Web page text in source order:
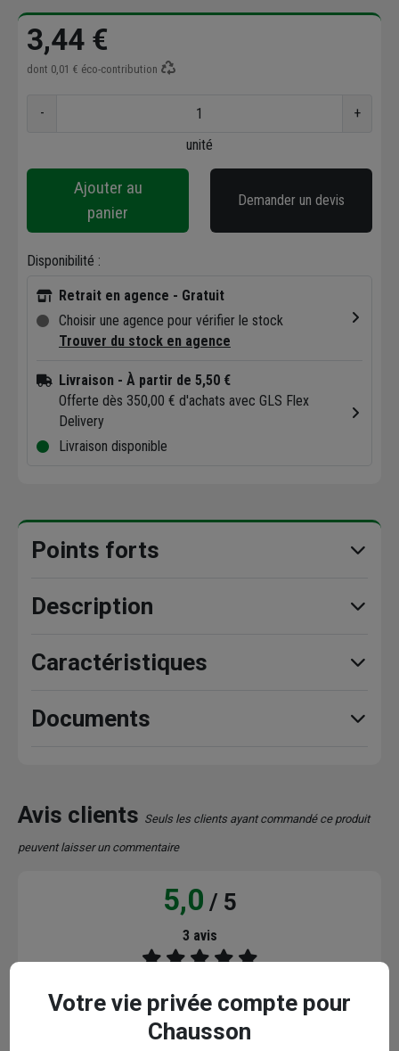
3,44 €
dont 0,01 € éco-contribution
-
+
unité
Ajouter au
panier
Demander un devis
Disponibilité :
Retrait en agence - Gratuit
Choisir une agence pour vérifier le stock
Trouver du stock en agence
Livraison - À partir de 5,50 €
Offerte dès 350,00 € d'achats avec GLS Flex
Delivery
Livraison disponible
Points forts
Description
Caractéristiques
Documents
Avis clients Seuls les clients ayant commandé ce produit
peuvent laisser un commentaire
5,0 / 5
3 avis
5 / 5Votre vie privée compte pour
Chausson